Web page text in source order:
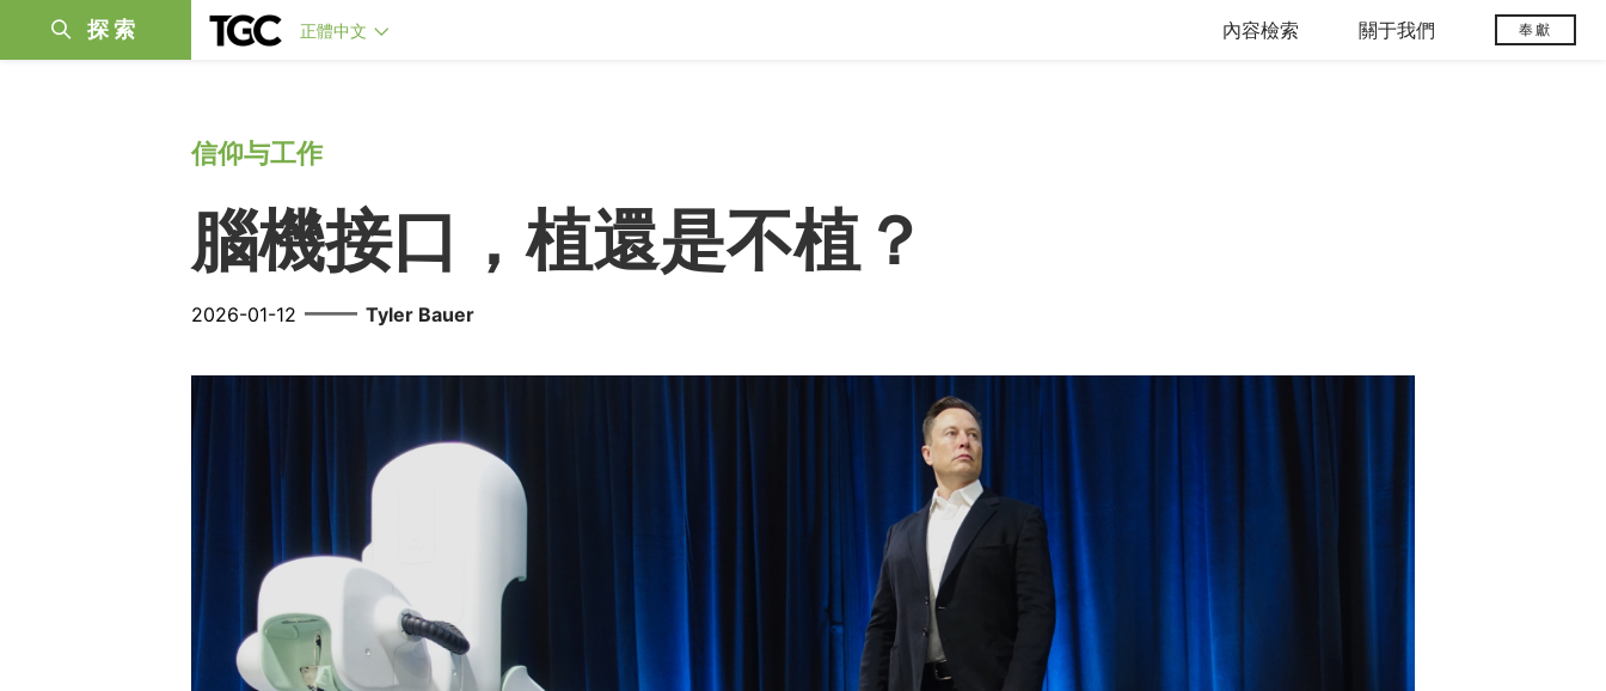
探索 正體中文 內容檢索 關于我們 奉獻
信仰与工作
腦機接口，植還是不植？
2026-01-12 —— Tyler Bauer